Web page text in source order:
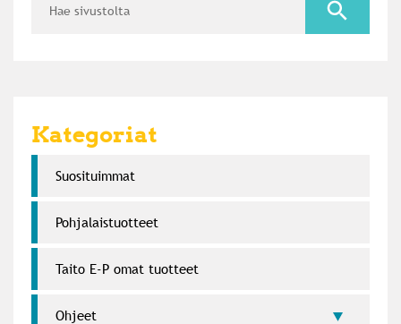
Kategoriat
Suosi­tuimmat
Pohjalaistuotteet
Taito E-P omat tuotteet
Ohjeet